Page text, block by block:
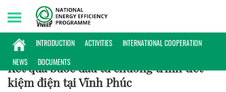
INTRODUCTION ACTIVITIES
INTERNATIONAL COOPERATION
NEWS
DOCUMENTS
Friday, 07/08/2026 | 14:14 GMT+7
HOẠT ĐỘNG
Kết quả bước đầu từ chương trình tiết
kiệm điện tại Vĩnh Phúc